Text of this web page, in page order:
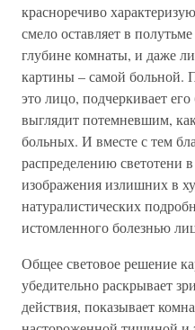
красноречиво
смело оставляет в
глубине комнаты, и даже
картины – самой больной.
это лицо, подчеркивает
выглядит потемневшим,
больных. И вместе с тем
распределению светотени
изображения излишних в
натуралистических
истомленного болезнью
Общее световое решение
убедительно раскрывает
действия, показывает